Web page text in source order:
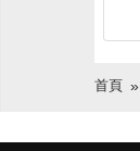
首頁